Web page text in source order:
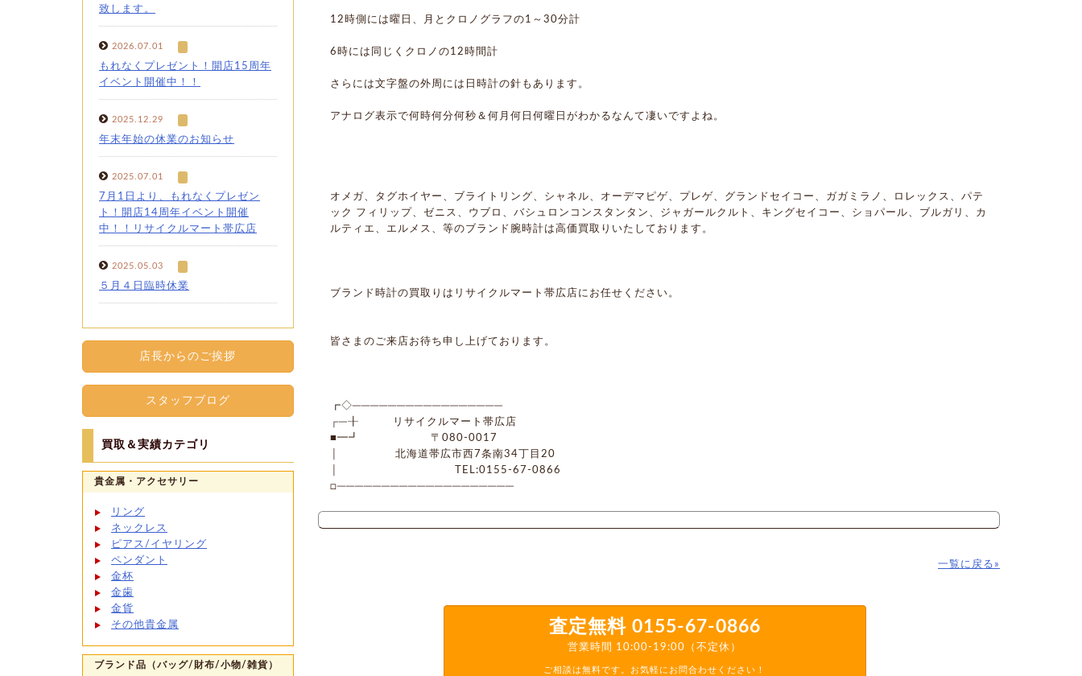
12時側には曜日、月とクロノグラフの1～30分計
6時には同じくクロノの12時間計
さらには文字盤の外周には日時計の針もあります。
アナログ表示で何時何分何秒＆何月何日何曜日がわかるなんて凄いですよね。
オメガ、タグホイヤー、ブライトリング、シャネル、オーデマピゲ、プレゲ、グランドセイコー、ガガミラノ、ロレックス、パテ
ック フィリップ、ゼニス、ウブロ、バシュロンコンスタンタン、ジャガールクルト、キングセイコー、ショパール、ブルガリ、カ
ルティエ、エルメス、等のブランド腕時計は高価買取りいたしております。
ブランド時計の買取りはリサイクルマート帯広店にお任せください。
皆さまのご来店お待ち申し上げております。
┏◇─────────────────
┌─╂ リサイクルマート帯広店
■━┛ 〒080-0017
│ 北海道帯広市西7条南34丁目20
│ TEL:0155-67-0866
□────────────────────
一覧に戻る»
査定無料 0155-67-0866
営業時間 10:00-19:00（不定休）
ご相談は無料です。お気軽にお問合わせください！
致します。
2026.07.01
もれなくプレゼント！開店15周年
イベント開催中！！
2025.12.29
年末年始の休業のお知らせ
2025.07.01
7月1日より、もれなくプレゼン
ト！開店14周年イベント開催
中！！リサイクルマート帯広店
2025.05.03
５月４日臨時休業
店長からのご挨拶
スタッフブログ
買取＆実績カテゴリ
貴金属・アクセサリー
リング
ネックレス
ピアス/イヤリング
ペンダント
金杯
金歯
金貨
その他貴金属
ブランド品（バッグ/財布/小物/雑貨）